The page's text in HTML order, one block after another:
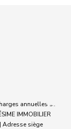
annuelles sont
IMMOBILIER
Adresse siège